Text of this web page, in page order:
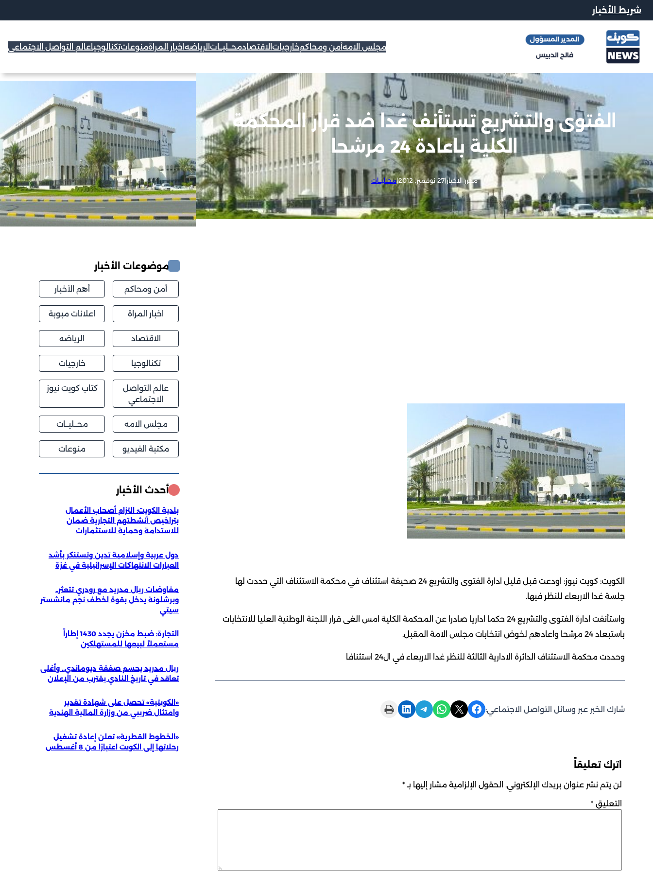
شريط الأخبار
مجلس الامهأمن ومحاكمخارجيات الاقتصادمحــليــات الرياضه اخبار المراةمنوعاتتكنالوجياعالم التواصل الاجتماعي
الفتوى والتشريع تستأنف غدا ضد قرار المحكمة
الكلية باعادة 24 مرشحا
محرر الاخبار|27 نوفمبر, 2012 |محــليــات
الكويت: كويت نيوز: اودعت قبل قليل ادارة الفتوى والتشريع 24 صحيفة استئناف في محكمة الاستئناف التي حددت لها
جلسة غدا الاربعاء للنظر فيها.
واستأنفت ادارة الفتوى والتشريع 24 حكما اداريا صادرا عن المحكمة الكلية امس الغى قرار اللجنة الوطنية العليا للانتخابات
باستبعاد 24 مرشحا واعادهم لخوض انتخابات مجلس الامة المقبل.
وحددت محكمة الاستئناف الدائرة الادارية الثالثة للنظر غدا الاربعاء في ال24 استئنافا
شارك الخبر عبر وسائل التواصل الاجتماعي: Share on Facebook
Share on X
Share on WhatsApp
Share on Telegram
Share on LinkedIn
Print this Page
اترك تعليقاً
لن يتم نشر عنوان بريدك الإلكتروني. الحقول الإلزامية مشار إليها بـ *
التعليق *
موضوعات الأخبار
أمن ومحاكم أهم الأخبار
اخبار المراة اعلانات مبوبة
الاقتصاد الرياضه
تكنالوجيا خارجيات
عالم التواصل
الاجتماعي
كتاب كويت نيوز
مجلس الامه محــليــات
مكتبة الفيديو منوعات
أحدث الأخبار
بلدية الكويت: التزام أصحاب الأعمال
بتراخيص أنشطتهم التجارية ضمان
للاستدامة وحماية للاستثمارات
دول عربية وإسلامية تدين وتستنكر بأشد
العبارات الانتهاكات الإسرائيلية في غزة
مفاوضات ريال مدريد مع رودري تتعثر..
وبرشلونة يدخل بقوة لخطف نجم مانشستر
سيتي
التجارة: ضبط مخزن يجدد 1430 إطاراً
مستعملاً لبيعها للمستهلكين
ريال مدريد يحسم صفقة ديوماندي.. وأغلى
تعاقد في تاريخ النادي يقترب من الإعلان
«الكويتية» تحصل على شهادة تقدير
وامتثال ضريبي من وزارة المالية الهندية
«الخطوط القطرية» تعلن إعادة تشغيل
رحلاتها إلى الكويت اعتبارًا من 8 أغسطس